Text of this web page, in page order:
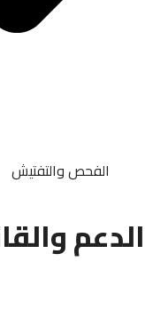
الفحص والتفتيش
الدعم